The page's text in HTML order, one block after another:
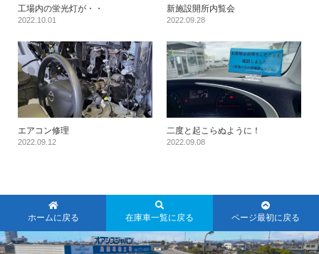
工場内の蛍光灯が・・
2022.10.01
新施設開所内覧会
2022.09.28
エアコン修理
2022.09.12
二度と起こらぬように！
2022.09.08
ホームに戻る 在庫車一覧に戻る ページ最初に戻る